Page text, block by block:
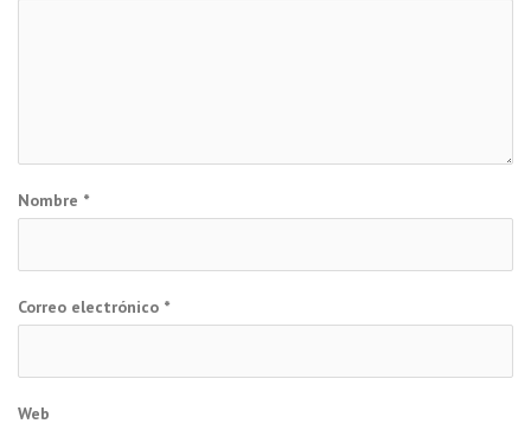
Nombre *
Correo electrónico *
Web